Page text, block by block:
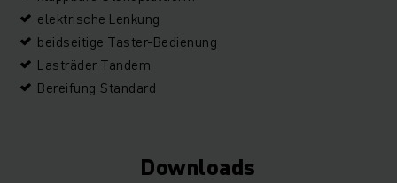
elektrische Lenkung
beidseitige Taster-Bedienung
Lasträder Tandem
Bereifung Standard
Downloads